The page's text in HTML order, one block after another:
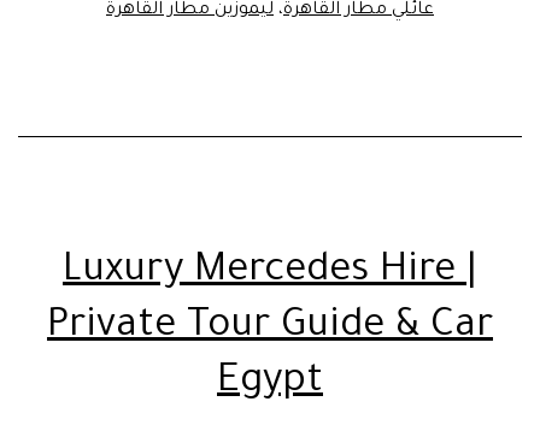
عائلي مطار القاهرة، ليموزين مطار القاهرة
Luxury Mercedes Hire |
Private Tour Guide & Car
Egypt